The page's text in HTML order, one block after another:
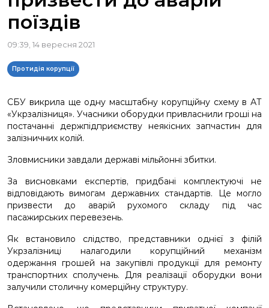
поїздів
09:39, 14 вересня 2021
Протидія корупції
СБУ викрила ще одну масштабну корупційну схему в АТ
«Укрзалізниця». Учасники оборудки привласнили гроші на
постачанні держпідприємству неякісних запчастин для
залізничних колій.
Зловмисники завдали державі мільйонні збитки.
За висновками експертів, придбані комплектуючі не
відповідають вимогам державних стандартів. Це могло
призвести до аварій рухомого складу під час
пасажирських перевезень.
Як встановило слідство, представники однієї з філій
Укрзалізниці налагодили корупційний механізм
одержання грошей на закупівлі продукції для ремонту
транспортних сполучень. Для реалізації оборудки вони
залучили столичну комерційну структуру.